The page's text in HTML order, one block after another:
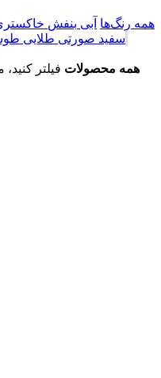
همه رنگ‌ها آبی بنفش
سفید صورتی طلایی
همه محصولات فیلتر